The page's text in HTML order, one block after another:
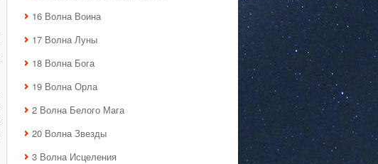
16 Волна Воина
17 Волна Луны
18 Волна Бога
19 Волна Орла
2 Волна Белого Мага
20 Волна Звезды
3 Волна Исцеления